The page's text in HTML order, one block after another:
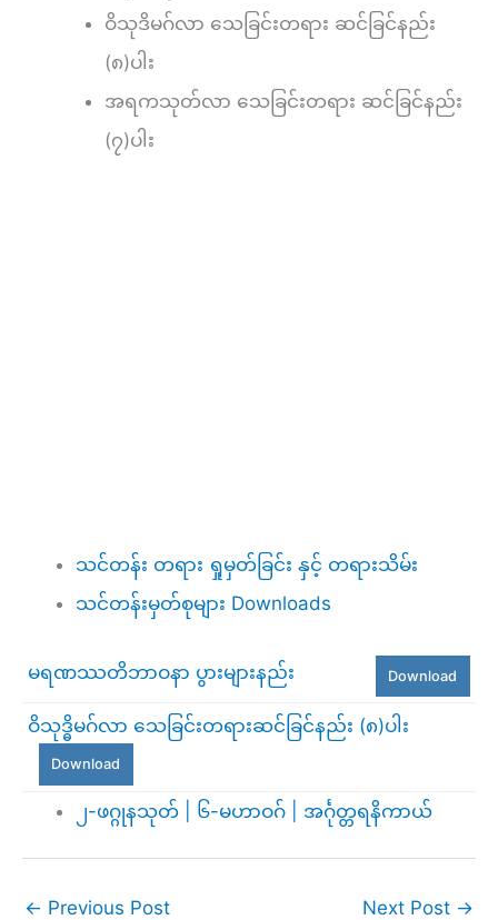
ဝိသုဒိမဂ်လာ သေခြင်းတရား ဆင်ခြင်နည်း
(၈)ပါး
အရကသုတ်လာ သေခြင်းတရား ဆင်ခြင်နည်း
(၇)ပါး
သင်တန်း တရား ရှုမှတ်ခြင်း နှင့် တရားသိမ်း
သင်တန်းမှတ်စုများ Downloads
မရဏဿတိဘာဝနာ ပွားများနည်း Download
ဝိသုဒ္ဓိမဂ်လာ သေခြင်းတရားဆင်ခြင်နည်း (၈)ပါး
Download
၂-ဖဂ္ဂုနသုတ် | ၆-မဟာဝဂ် | အင်္ဂုတ္တရနိကာယ်
← Previous Post Next Post →